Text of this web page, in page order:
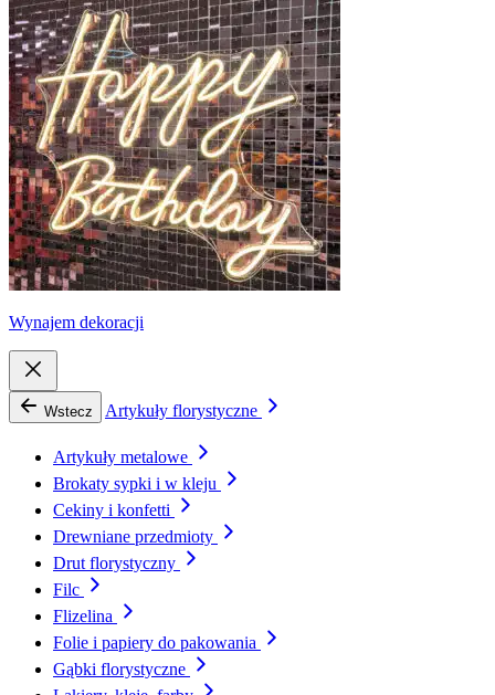
Wynajem dekoracji
Wstecz Artykuły florystyczne
Artykuły metalowe
Brokaty sypki i w kleju
Cekiny i konfetti
Drewniane przedmioty
Drut florystyczny
Filc
Flizelina
Folie i papiery do pakowania
Gąbki florystyczne